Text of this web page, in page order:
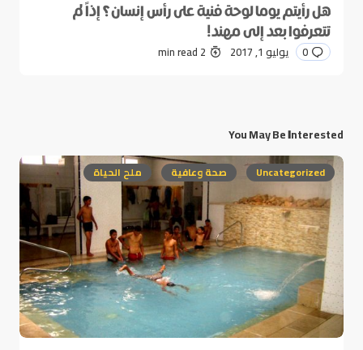
هل رأيتم يوما لوحة فنية على رأس إنسان؟ إذاً لم
تتعرفوا بعد إلى مهند!
0 يوليو 1, 2017 2 min read
You May Be Interested
Uncategorized صحة وعافية ملح الحياة